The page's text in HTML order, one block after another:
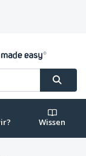
Wissen